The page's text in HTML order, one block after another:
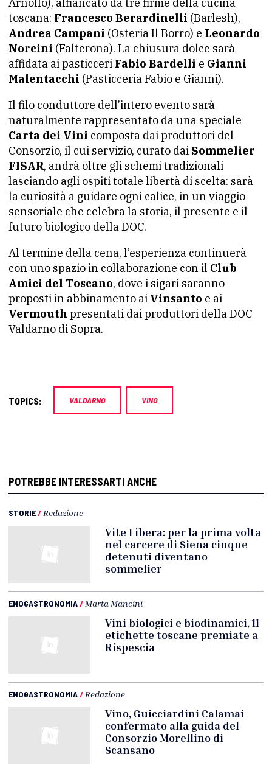
Arnolfo), affiancato da tre firme della cucina
toscana: Francesco Berardinelli (Barlesh),
Andrea Campani (Osteria Il Borro) e Leonardo
Norcini (Falterona). La chiusura dolce sarà
affidata ai pasticceri Fabio Bardelli e Gianni
Malentacchi (Pasticceria Fabio e Gianni).
Il filo conduttore dell’intero evento sarà
naturalmente rappresentato da una speciale
Carta dei Vini composta dai produttori del
Consorzio, il cui servizio, curato dai Sommelier
FISAR, andrà oltre gli schemi tradizionali
lasciando agli ospiti totale libertà di scelta: sarà
la curiosità a guidare ogni calice, in un viaggio
sensoriale che celebra la storia, il presente e il
futuro biologico della DOC.
Al termine della cena, l’esperienza continuerà
con uno spazio in collaborazione con il Club
Amici del Toscano, dove i sigari saranno
proposti in abbinamento ai Vinsanto e ai
Vermouth presentati dai produttori della DOC
Valdarno di Sopra.
TOPICS: VALDARNO VINO
POTREBBE INTERESSARTI ANCHE
STORIE/ Redazione
Vite Libera: per la prima volta
nel carcere di Siena cinque
detenuti diventano
sommelier
ENOGASTRONOMIA/ Marta Mancini
Vini biologici e biodinamici, 11
etichette toscane premiate a
Rispescia
ENOGASTRONOMIA/ Redazione
Vino, Guicciardini Calamai
confermato alla guida del
Consorzio Morellino di
Scansano